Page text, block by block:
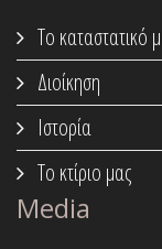
Το καταστατικό
Διοίκηση
Ιστορία
Το κτίριο μας
Media